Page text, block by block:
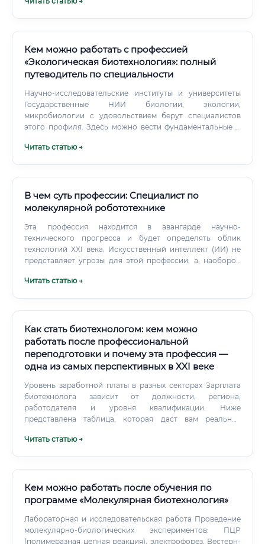
Стартовая зарплата после курсов: 80 000 – 120 000
показателей окупаемости среди всех IT-смежных
профессий.
Кем можно работать с профессией
«Экологическая биотехнология»: полный
путеводитель по специальности
Научно-исследовательские институты и университеты
Государственные НИИ биологии, экологии,
микробиологии с удовольствием берут специалистов
этого профиля. Здесь можно вести фундаментальные и
участвовать в грантовых проектах. Российская академия
Читать статью →
В чем суть профессии: Специалист по
молекулярной робототехнике
Эта профессия находится в авангарде научно-
технического прогресса и будет определять облик
технологий XXI века. Искусственный интеллект (ИИ) не
представляет угрозы для этой профессии, а, наоборот,
Читать статью →
Как стать биотехнологом: кем можно
работать после профессиональной
переподготовки и почему эта профессия —
одна из самых перспективных в XXI веке
Уровень заработной платы в разных секторах Зарплата
биотехнолога зависит от должности, региона,
работодателя и уровня квалификации. Ниже
представлена таблица, которая даст вам реальное
Читать статью →
Кем можно работать после обучения по
программе «Молекулярная биотехнология»
Лабораторная и исследовательская работа Проведение
молекулярно-биологических экспериментов: ПЦР
(полимеразная цепная реакция), электрофорез, Вестерн-